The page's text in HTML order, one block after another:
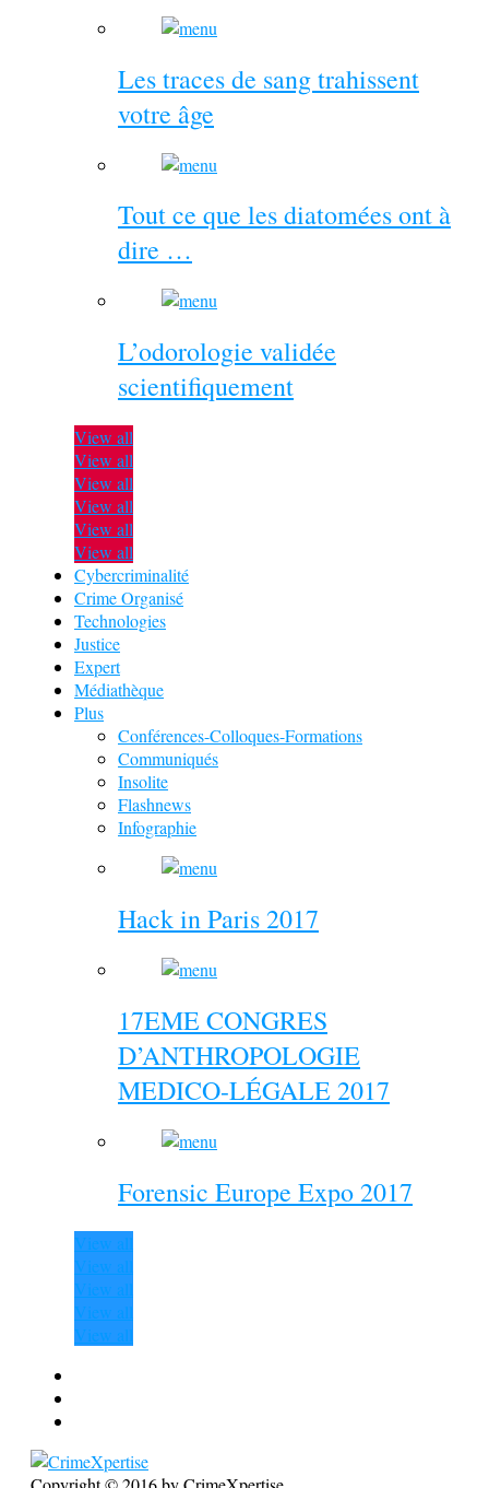
Les traces de sang trahissent
votre âge
Tout ce que les diatomées ont à
dire …
L’odorologie validée
scientifiquement
View all
View all
View all
View all
View all
View all
Cybercriminalité
Crime Organisé
Technologies
Justice
Expert
Médiathèque
Plus
Conférences-Colloques-Formations
Communiqués
Insolite
Flashnews
Infographie
Hack in Paris 2017
17EME CONGRES
D’ANTHROPOLOGIE
MEDICO-LÉGALE 2017
Forensic Europe Expo 2017
View all
View all
View all
View all
View all